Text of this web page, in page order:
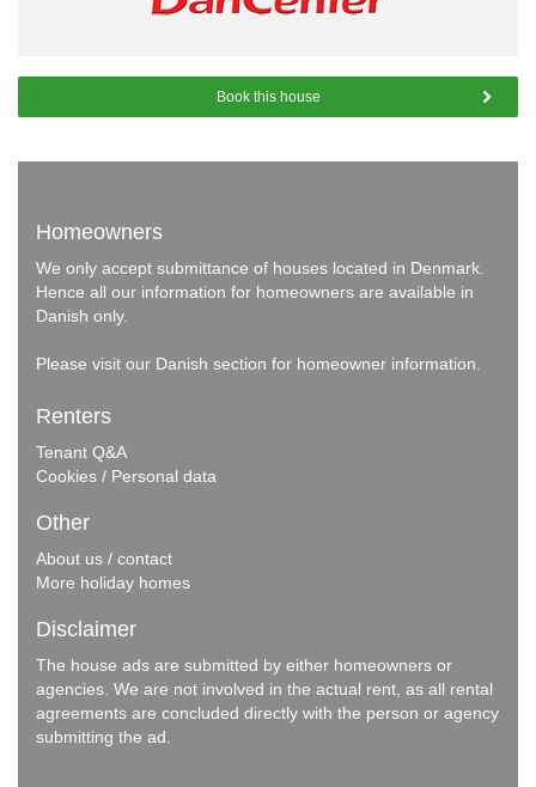
Book this house
Homeowners
We only accept submittance of houses located in Denmark.
Hence all our information for homeowners are available in
Danish only.
Please visit our Danish section for homeowner information.
Renters
Tenant Q&A
Cookies / Personal data
Other
About us / contact
More holiday homes
Disclaimer
The house ads are submitted by either homeowners or
agencies. We are not involved in the actual rent, as all rental
agreements are concluded directly with the person or agency
submitting the ad.